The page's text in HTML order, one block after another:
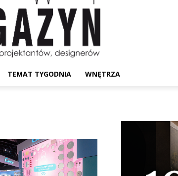
TEMAT TYGODNIA WNĘTRZA